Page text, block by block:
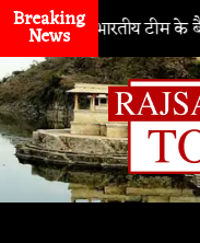
Breaking
News
। भारतीय टीम के बैटिंग